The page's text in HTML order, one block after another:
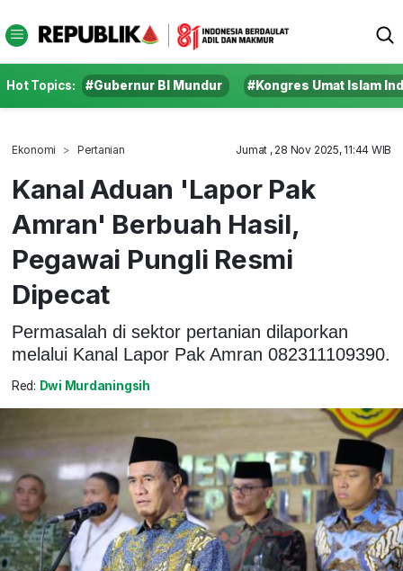
Hot Topics: #Gubernur BI Mundur #Kongres Umat Islam
Ekonomi Pertanian Jumat , 28 Nov 2025, 11:44 WIB
Kanal Aduan 'Lapor Pak
Amran' Berbuah Hasil,
Pegawai Pungli Resmi
Dipecat
Permasalah di sektor pertanian dilaporkan
melalui Kanal Lapor Pak Amran 082311109390.
Red: Dwi Murdaningsih